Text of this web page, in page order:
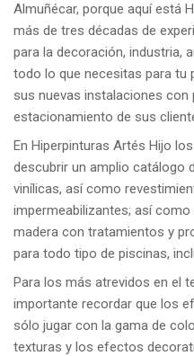
Almuñécar, porque aquí está
más de tres décadas de
para la decoración, industria,
todo lo que necesitas para tu
sus nuevas instalaciones con
estacionamiento de sus
En Hiperpinturas Artés Hijo
descubrir un amplio catálogo
vinílicas, así como
impermeabilizantes; así
madera con tratamientos y
para todo tipo de piscinas,
Para los más atrevidos en el
importante recordar que los
sólo jugar con la gama de
texturas y los efectos